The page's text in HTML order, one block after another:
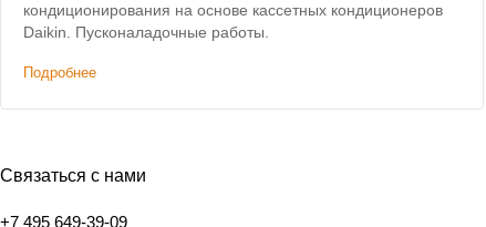
кондиционирования на основе кассетных кондиционеров
Daikin. Пусконаладочные работы.
Подробнее
Связаться с нами
+7 495 649-39-09